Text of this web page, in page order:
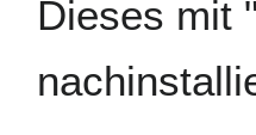
Dieses mit